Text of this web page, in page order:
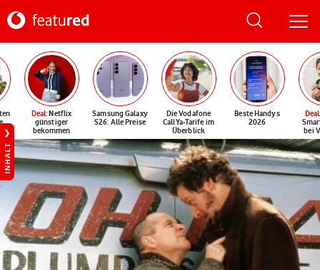
Deal: Netflix
günstiger
bekommen
Samsung Galaxy
S26: Alle Preise
Die Vodafone
CallYa-Tarife im
Überblick
Beste Handys
2026
Deal
bei
INHALT